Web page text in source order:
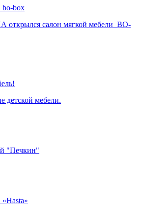
bo-box
салон мягкой мебели BO-
детской мебели.
"Печкин"